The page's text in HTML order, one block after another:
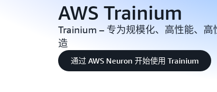
AWS Trainium
Trainium – 专为规模化、高性能、
造
通过 AWS Neuron 开始使用 Trainium